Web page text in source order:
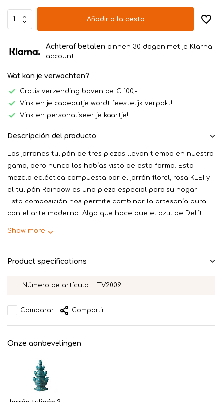
Añadir a la cesta
Achteraf betalen binnen 30 dagen met je Klarna
account
Wat kan je verwachten?
Gratis verzending boven de € 100,-
Vink en je cadeautje wordt feestelijk verpakt!
Vink en personaliseer je kaartje!
Descripción del producto
Los jarrones tulipán de tres piezas llevan tiempo en nuestra
gama, pero nunca los habías visto de esta forma. Esta
mezcla ecléctica compuesta por el jarrón floral, rosa KLEI y
el tulipán Rainbow es una pieza especial para su hogar.
Esta composición nos permite combinar la artesanía pura
con el arte moderno. Algo que hace que el azul de Delft...
Show more
Product specifications
Número de artículo: TV2009
Comparar Compartir
Onze aanbevelingen